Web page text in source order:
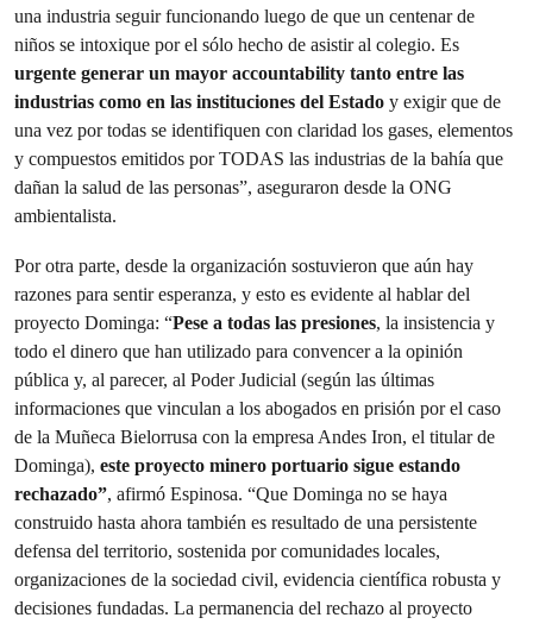
una industria seguir funcionando luego de que un centenar de
niños se intoxique por el sólo hecho de asistir al colegio. Es
urgente generar un mayor accountability tanto entre las
industrias como en las instituciones del Estado y exigir que de
una vez por todas se identifiquen con claridad los gases, elementos
y compuestos emitidos por TODAS las industrias de la bahía que
dañan la salud de las personas”, aseguraron desde la ONG
ambientalista.
Por otra parte, desde la organización sostuvieron que aún hay
razones para sentir esperanza, y esto es evidente al hablar del
proyecto Dominga: “Pese a todas las presiones, la insistencia y
todo el dinero que han utilizado para convencer a la opinión
pública y, al parecer, al Poder Judicial (según las últimas
informaciones que vinculan a los abogados en prisión por el caso
de la Muñeca Bielorrusa con la empresa Andes Iron, el titular de
Dominga), este proyecto minero portuario sigue estando
rechazado”, afirmó Espinosa. “Que Dominga no se haya
construido hasta ahora también es resultado de una persistente
defensa del territorio, sostenida por comunidades locales,
organizaciones de la sociedad civil, evidencia científica robusta y
decisiones fundadas. La permanencia del rechazo al proyecto